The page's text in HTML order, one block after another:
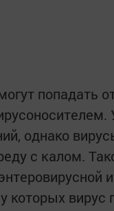
попадать
однако
с калом.
которых вирус